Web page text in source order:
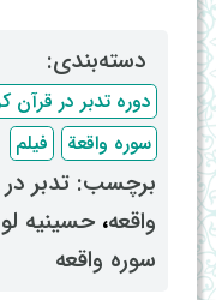
دسته‌بندی: ‌
دوره تدبر در قرآن
سوره واقعة
فیلم
برچسب: ‌ تدبر
واقعه، ‌ حسینیه
سوره واقعه